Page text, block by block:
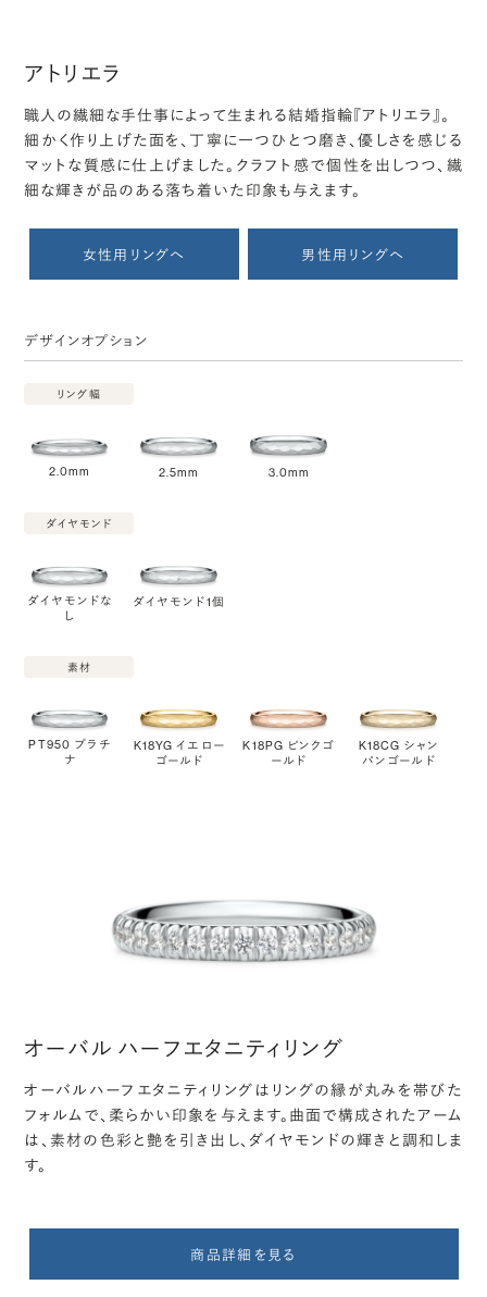
アトリエラ
職人の繊細な手仕事によって生まれる結婚指輪『アトリエラ』。
細かく作り上げた面を、丁寧に一つひとつ磨き、優しさを感じる
マットな質感に仕上げました。クラフト感で個性を出しつつ、繊
細な輝きが品のある落ち着いた印象も与えます。
女性用リングへ 男性用リングへ
デザインオプション
リング幅
2.0mm 2.5mm 3.0mm
ダイヤモンド
ダイヤモンドな
し
ダイヤモンド1個
素材
PT950 プラチ
ナ
K18YG イエロー
ゴールド
K18PG ピンクゴ
ールド
K18CG シャン
パンゴールド
オーバル ハーフエタニティリング
オーバルハーフエタニティリングはリングの縁が丸みを帯びた
フォルムで、柔らかい印象を与えます。曲面で構成されたアーム
は、素材の色彩と艶を引き出し、ダイヤモンドの輝きと調和しま
す。
商品詳細を見る